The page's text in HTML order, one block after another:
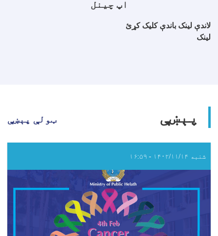
اپ چینل
لاندې لینک باندې کلیک کړئ
لینک
پېښې ټولې پېښې
شنبه ۱۴۰۲/۱۱/۱۴ - ۱۶:۵۹